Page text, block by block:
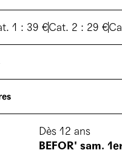
1 : 39 €Cat. 2 : 29 €
Dès 12 ans
BEFOR' sam.